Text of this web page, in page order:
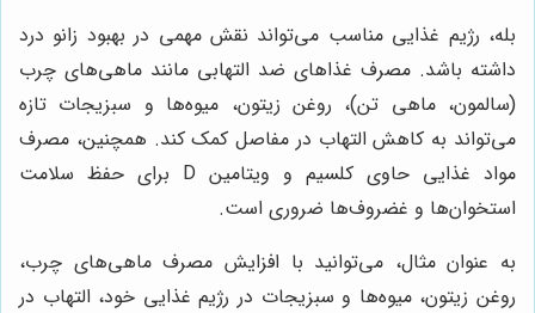
بله، رژیم غذایی مناسب می‌تواند نقش مهمی در بهبود زانو درد
داشته باشد. مصرف غذاهای ضد التهابی مانند ماهی‌های چرب
(سالمون، ماهی تن)، روغن زیتون، میوه‌ها و سبزیجات تازه
می‌تواند به کاهش التهاب در مفاصل کمک کند. همچنین، مصرف
مواد غذایی حاوی کلسیم و ویتامین D برای حفظ سلامت
استخوان‌ها و غضروف‌ها ضروری است.
به عنوان مثال، می‌توانید با افزایش مصرف ماهی‌های چرب،
روغن زیتون، میوه‌ها و سبزیجات در رژیم غذایی خود، التهاب در